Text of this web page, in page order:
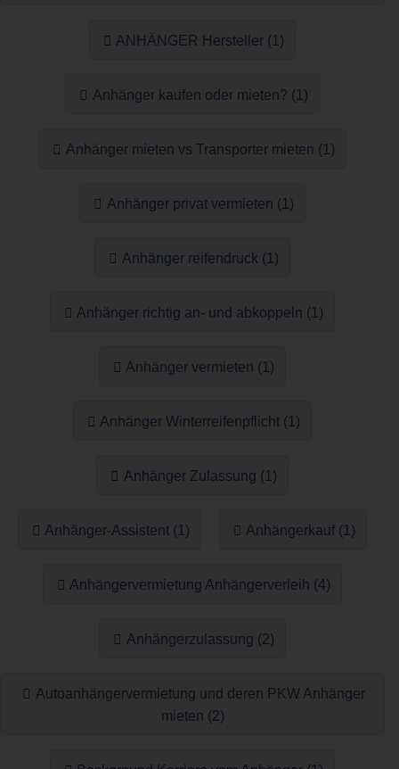
ANHÄNGER Hersteller (1)
Anhänger kaufen oder mieten? (1)
Anhänger mieten vs Transporter mieten (1)
Anhänger privat vermieten (1)
Anhänger reifendruck (1)
Anhänger richtig an- und abkoppeln (1)
Anhänger vermieten (1)
Anhänger Winterreifenpflicht (1)
Anhänger Zulassung (1)
Anhänger-Assistent (1) Anhängerkauf (1)
Anhängervermietung Anhängerverleih (4)
Anhängerzulassung (2)
Autoanhängervermietung und deren PKW Anhänger
mieten (2)